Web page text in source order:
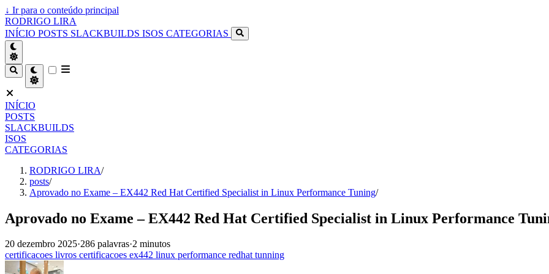
↓ Ir para o conteúdo principal
RODRIGO LIRA
INÍCIO POSTS SLACKBUILDS ISOS CATEGORIAS
INÍCIO
POSTS
SLACKBUILDS
ISOS
CATEGORIAS
RODRIGO LIRA/
posts/
Aprovado no Exame – EX442 Red Hat Certified Specialist in Linux Performance Tuning/
Aprovado no Exame – EX442 Red Hat Certified Specialist in Linux Performance
20 dezembro 2025·286 palavras·2 minutos
certificacoes livros certificacoes ex442 linux performance redhattunning